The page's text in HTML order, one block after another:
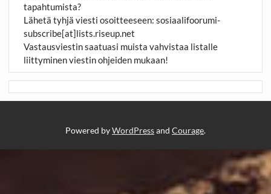
tapahtumista?
Lähetä tyhjä viesti osoitteeseen: sosiaalifoorumi-
subscribe[at]lists.riseup.net
Vastausviestin saatuasi muista vahvistaa listalle
liittyminen viestin ohjeiden mukaan!
Powered byWordPressand Courage.